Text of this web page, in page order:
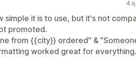
4
simple it is to use, but it's not
promoted.
from {{city}} ordered" &
worked great for